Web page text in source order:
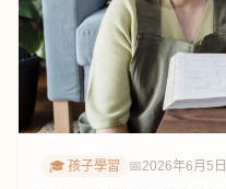
🎓 孩子學習 📅2026年6月5日